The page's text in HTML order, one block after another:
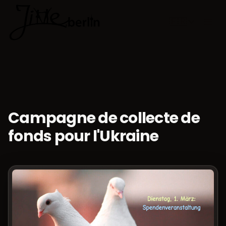
Campagne de collecte de
fonds pour l'Ukraine